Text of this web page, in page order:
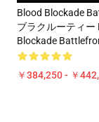
Blood Blockade
ブラクルーティー
Blockade
￥384,250 - ￥